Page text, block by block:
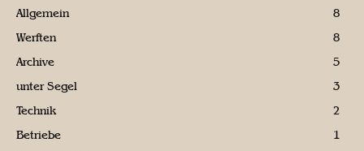
Allgemein
8
Werften
8
Archive
5
unter Segel
3
Technik
2
Betriebe
1